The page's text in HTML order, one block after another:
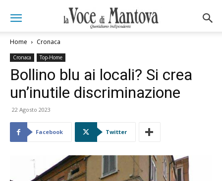
Home Cronaca
Cronaca Top-Home
Bollino blu ai locali? Si crea
un’inutile discriminazione
22 Agosto 2023
Facebook Twitter